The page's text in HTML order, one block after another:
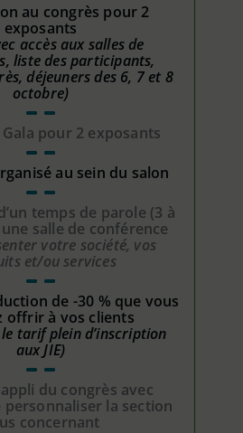
au congrès pour 2
exposants
accès aux salles de
liste des participants,
déjeuners des 6, 7 et 8
octobre)
pour 2 exposants
au sein du salon
temps de parole (3 à
salle de conférence
votre société, vos
et/ou services
de -30 % que vous
offrir à vos clients
tarif plein d’inscription
aux JIE)
du congrès avec
personnaliser la section
concernant